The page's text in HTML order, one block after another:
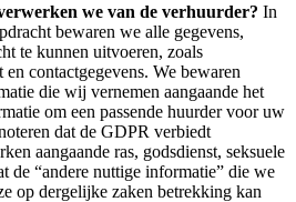
we van de verhuurder? In
bewaren we alle gegevens,
te kunnen uitvoeren, zoals
contactgegevens. We bewaren
die wij vernemen aangaande het
om een passende huurder voor uw
dat de GDPR verbiedt
aangaande ras, godsdienst, seksuele
de “andere nuttige informatie” die we
op dergelijke zaken betrekking kan